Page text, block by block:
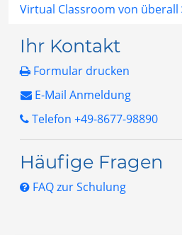
Virtual Classroom von überall
Ihr Kontakt
Formular drucken
E-Mail Anmeldung
Telefon +49-8677-98890
Häufige Fragen
FAQ zur Schulung